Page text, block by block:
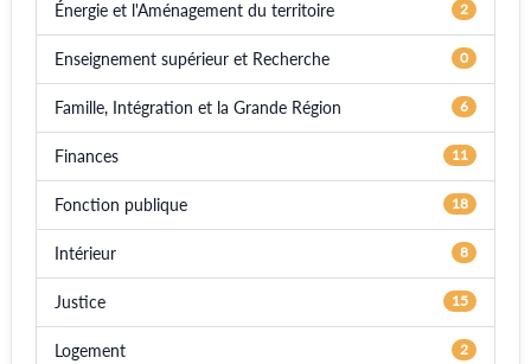
Énergie et l'Aménagement du territoire 2
Enseignement supérieur et Recherche 0
Famille, Intégration et la Grande Région 6
Finances 11
Fonction publique 18
Intérieur 8
Justice 15
Logement 2